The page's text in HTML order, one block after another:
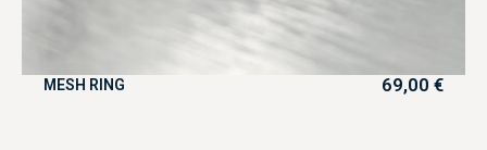
MESH RING 69,00 €